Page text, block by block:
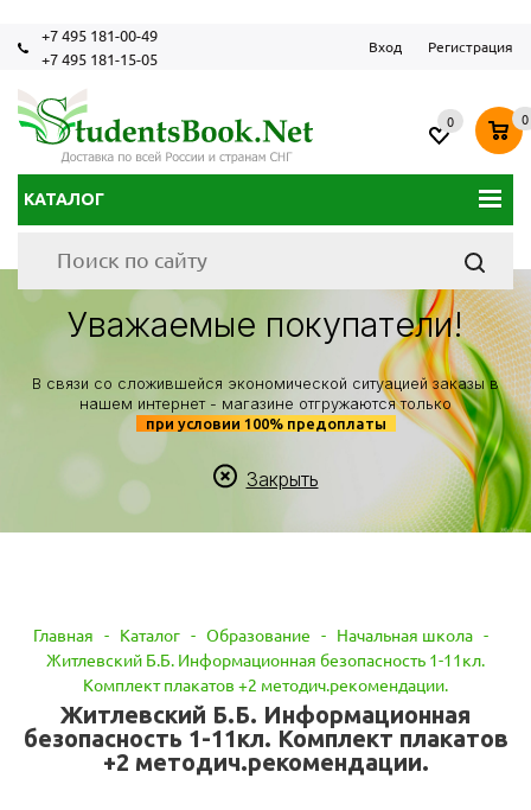
+7 495 181-00-49
+7 495 181-15-05
Вход Регистрация
КАТАЛОГ
0 0
Уважаемые покупатели!
В связи со сложившейся экономической ситуацией заказы в
нашем интернет - магазине отгружаются только
при условии 100% предоплаты
Закрыть
Главная - Каталог - Образование - Начальная школа -
Житлевский Б.Б. Информационная безопасность 1-11кл.
Комплект плакатов +2 методич.рекомендации.
Житлевский Б.Б. Информационная
безопасность 1-11кл. Комплект плакатов
+2 методич.рекомендации.